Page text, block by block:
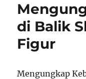
di Balik
Figur
Mengungkap